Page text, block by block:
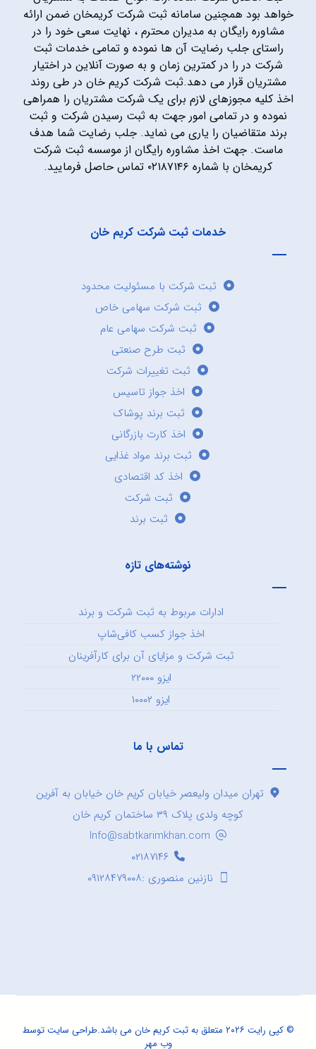
خواهد بود همچنین سامانه ثبت شرکت کریمخان ضمن ارائه
مشاوره رایگان به مدیران محترم ، نهایت سعی خود را در
راستای جلب رضایت آن ها نموده و تمامی خدمات ثبت
شرکت در را در کمترین زمان و به صورت آنلاین در اختیار
مشتریان قرار می دهد.ثبت شرکت کریم خان در طی روند
اخذ کلیه مجوزهای لازم برای یک شرکت مشتریان را همراهی
نموده و در تمامی امور جهت به ثبت رسیدن شرکت و ثبت
برند متقاضیان را یاری می نماید. جلب رضایت شما هدف
ماست. جهت اخذ مشاوره رایگان از موسسه ثبت شرکت
کریمخان با شماره ۰۲۱۸۷۱۴۶ تماس حاصل فرمایید.
خدمات ثبت شرکت کریم خان
ثبت شرکت با مسئولیت محدود
ثبت شرکت سهامی خاص
ثبت شرکت سهامی عام
ثبت طرح صنعتی
ثبت تغییرات شرکت
اخذ جواز تاسیس
ثبت برند پوشاک
اخذ کارت بازرگانی
ثبت برند مواد غذایی
اخذ کد اقتصادی
ثبت شرکت
ثبت برند
نوشته‌های تازه
ادارات مربوط به ثبت شرکت و برند
اخذ جواز کسب کافی‌شاپ
ثبت شرکت و مزایای آن برای کارآفرینان
ایزو ۲۲۰۰۰
ایزو ۱۰۰۰۲
تماس با ما
تهران میدان ولیعصر خیابان کریم خان خیابان به آفرین
کوچه ولدی پلاک ۳۹ ساختمان کریم خان
Info@sabtkarimkhan.com
۰۲۱۸۷۱۴۶
نازنین منصوری :۰۹۱۲۸۴۷۹۰۰۸
© کپی رایت ۲۰۲۶ متعلق به ثبت کریم خان می باشد. طراحی سایتتوسط
وب مهر